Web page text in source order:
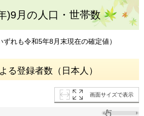
)9月の人口・世帯数
れも令和5年8月末現在の確定値）
る登録者数（日本人）
画面サイズで表示